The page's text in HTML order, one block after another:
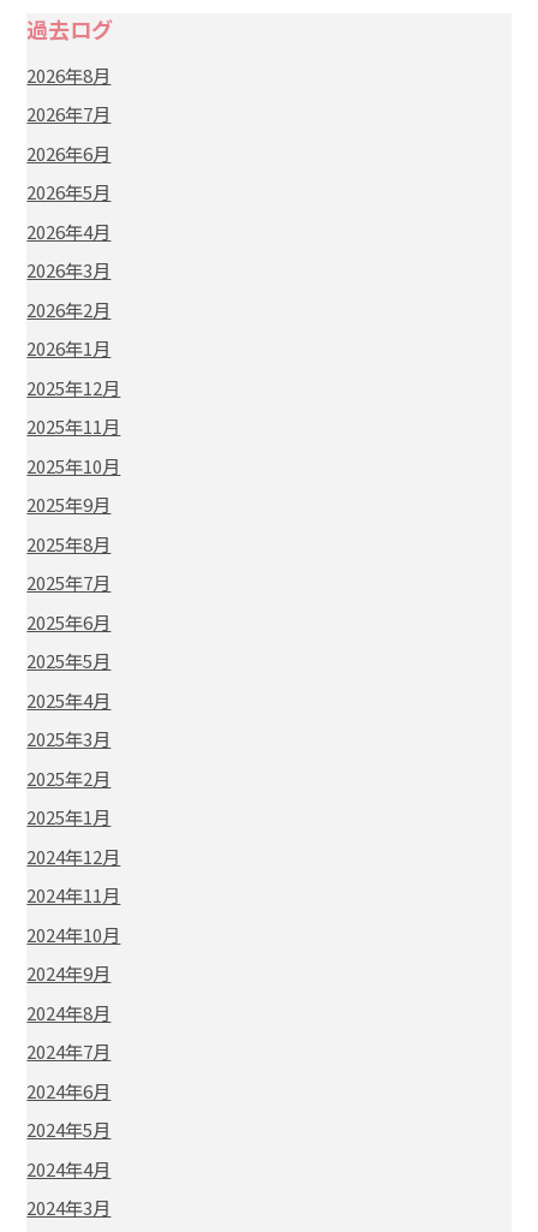
過去ログ
2026年8月
2026年7月
2026年6月
2026年5月
2026年4月
2026年3月
2026年2月
2026年1月
2025年12月
2025年11月
2025年10月
2025年9月
2025年8月
2025年7月
2025年6月
2025年5月
2025年4月
2025年3月
2025年2月
2025年1月
2024年12月
2024年11月
2024年10月
2024年9月
2024年8月
2024年7月
2024年6月
2024年5月
2024年4月
2024年3月